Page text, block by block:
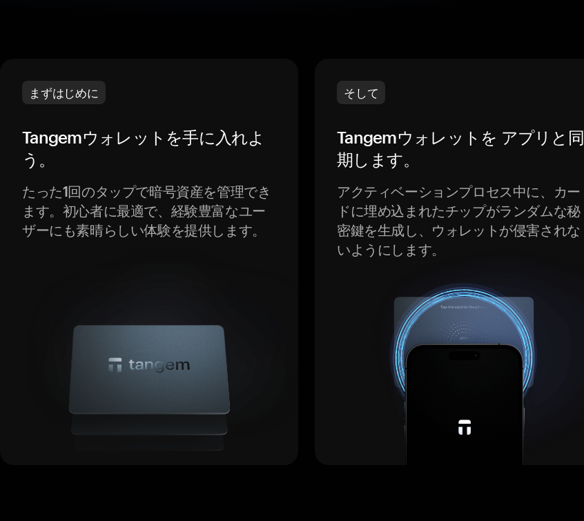
まずはじめに
Tangemウォレットを手に入れよ
う。
たった1回のタップで暗号資産を管理でき
ます。初心者に最適で、経験豊富なユー
ザーにも素晴らしい体験を提供します。
そして
Tangemウォレットを アプリと同
期します。
アクティベーションプロセス中に、カー
ドに埋め込まれたチップがランダムな秘
密鍵を生成し、ウォレットが侵害されな
いようにします。